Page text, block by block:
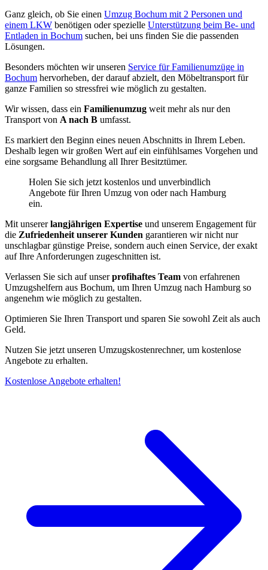
Ganz gleich, ob Sie einen Umzug Bochum mit 2 Personen und
einem LKW benötigen oder spezielle Unterstützung beim Be- und
Entladen in Bochum suchen, bei uns finden Sie die passenden
Lösungen.
Besonders möchten wir unseren Service für Familienumzüge in
Bochum hervorheben, der darauf abzielt, den Möbeltransport für
ganze Familien so stressfrei wie möglich zu gestalten.
Wir wissen, dass ein Familienumzug weit mehr als nur den
Transport von A nach B umfasst.
Es markiert den Beginn eines neuen Abschnitts in Ihrem Leben.
Deshalb legen wir großen Wert auf ein einfühlsames Vorgehen und
eine sorgsame Behandlung all Ihrer Besitztümer.
Holen Sie sich jetzt kostenlos und unverbindlich
Angebote für Ihren Umzug von oder nach Hamburg
ein.
Mit unsererlangjährigen Expertise und unserem Engagement für
die Zufriedenheit unserer Kunden garantieren wir nicht nur
unschlagbar günstige Preise, sondern auch einen Service, der exakt
auf Ihre Anforderungen zugeschnitten ist.
Verlassen Sie sich auf unserprofihaftes Team von erfahrenen
Umzugshelfern aus Bochum, um Ihren Umzug nach Hamburg so
angenehm wie möglich zu gestalten.
Optimieren Sie Ihren Transport und sparen Sie sowohl Zeit als auch
Geld.
Nutzen Sie jetzt unseren Umzugskostenrechner, um kostenlose
Angebote zu erhalten.
Kostenlose Angebote erhalten!